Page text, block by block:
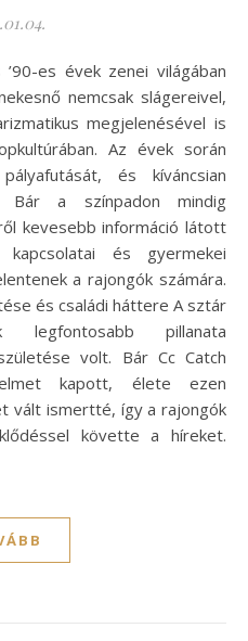
nemcsak slágereivel,
megjelenésével is
Az évek során
és kíváncsian
Bár a színpadon mindig
kevesebb információ látott
és gyermekei
a rajongók számára.
és családi háttere A sztár
pillanata
volt. Bár Cc Catch
kapott, élete ezen
vált ismertté, így a rajongók
követte a híreket.